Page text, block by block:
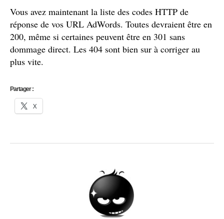
Vous avez maintenant la liste des codes HTTP de
réponse de vos URL AdWords. Toutes devraient être en
200, même si certaines peuvent être en 301 sans
dommage direct. Les 404 sont bien sur à corriger au
plus vite.
Partager :
X